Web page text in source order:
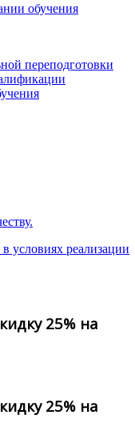
обучения
переподготовки
25% на
25% на